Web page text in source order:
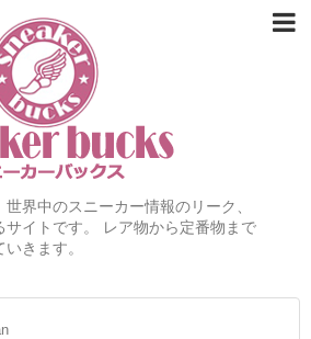
界中のスニーカー情報のリーク、
サイトです。 レア物から定番物まで
きます。